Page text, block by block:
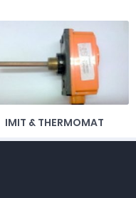
IMIT & THERMOMAT